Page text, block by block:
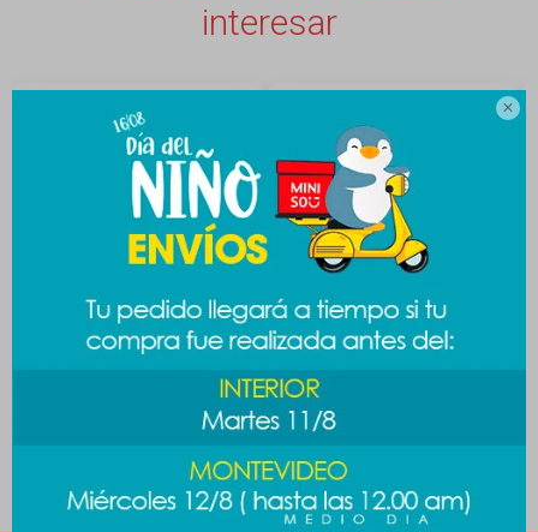

interesar
Mousepad mini - blanco
$ 219